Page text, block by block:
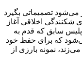
می‌شود تصمیماتی بگیرد
شکنندگی اخلاقی آغاز
سابق که قدم به
که برای حفظ خود
نمونه بارزی از